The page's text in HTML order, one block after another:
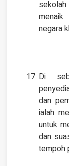
negara
Di
dan
ialah
untuk
dan
tempoh